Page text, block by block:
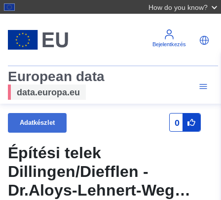
How do you know?
Bejelentkezés
European data
data.europa.eu
Adatkészlet 0
Építési telek
Dillingen/Diefflen -
Dr.Aloys-Lehnert-Weg